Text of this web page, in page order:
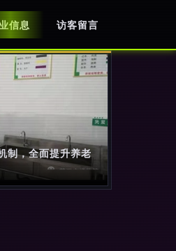
信息 访客留言
制，全面提升养老